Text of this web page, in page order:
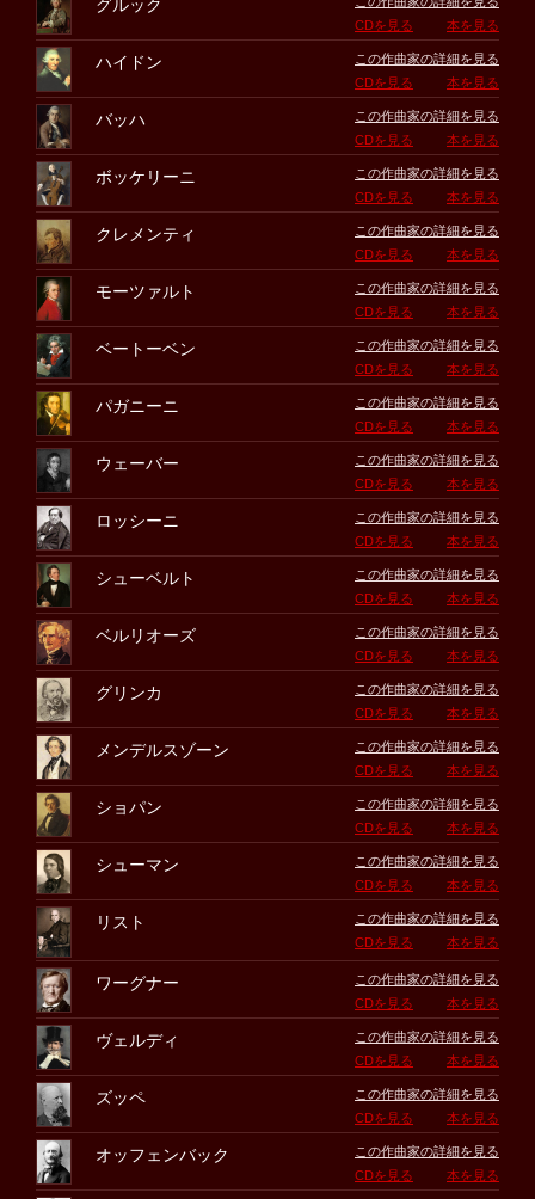
グルック
CDを見る
本を見る
ハイドン
この作曲家の詳細を見る
CDを見る
本を見る
バッハ
この作曲家の詳細を見る
CDを見る
本を見る
ボッケリーニ
この作曲家の詳細を見る
CDを見る
本を見る
クレメンティ
この作曲家の詳細を見る
CDを見る
本を見る
モーツァルト
この作曲家の詳細を見る
CDを見る
本を見る
ベートーベン
この作曲家の詳細を見る
CDを見る
本を見る
パガニーニ
この作曲家の詳細を見る
CDを見る
本を見る
ウェーバー
この作曲家の詳細を見る
CDを見る
本を見る
ロッシーニ
この作曲家の詳細を見る
CDを見る
本を見る
シューベルト
この作曲家の詳細を見る
CDを見る
本を見る
ベルリオーズ
この作曲家の詳細を見る
CDを見る
本を見る
グリンカ
この作曲家の詳細を見る
CDを見る
本を見る
メンデルスゾーン
この作曲家の詳細を見る
CDを見る
本を見る
ショパン
この作曲家の詳細を見る
CDを見る
本を見る
シューマン
この作曲家の詳細を見る
CDを見る
本を見る
リスト
この作曲家の詳細を見る
CDを見る
本を見る
ワーグナー
この作曲家の詳細を見る
CDを見る
本を見る
ヴェルディ
この作曲家の詳細を見る
CDを見る
本を見る
ズッペ
この作曲家の詳細を見る
CDを見る
本を見る
オッフェンバック
この作曲家の詳細を見る
CDを見る
本を見る